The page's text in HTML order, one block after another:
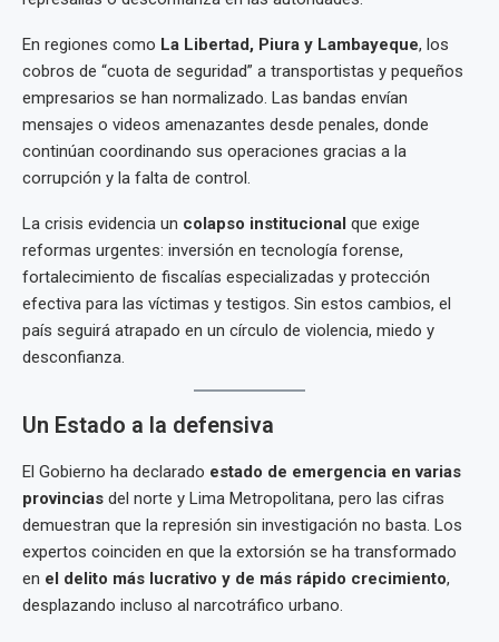
En regiones como La Libertad, Piura y Lambayeque, los
cobros de “cuota de seguridad” a transportistas y pequeños
empresarios se han normalizado. Las bandas envían
mensajes o videos amenazantes desde penales, donde
continúan coordinando sus operaciones gracias a la
corrupción y la falta de control.
La crisis evidencia un colapso institucional que exige
reformas urgentes: inversión en tecnología forense,
fortalecimiento de fiscalías especializadas y protección
efectiva para las víctimas y testigos. Sin estos cambios, el
país seguirá atrapado en un círculo de violencia, miedo y
desconfianza.
Un Estado a la defensiva
El Gobierno ha declarado estado de emergencia en varias
provincias del norte y Lima Metropolitana, pero las cifras
demuestran que la represión sin investigación no basta. Los
expertos coinciden en que la extorsión se ha transformado
en el delito más lucrativo y de más rápido crecimiento,
desplazando incluso al narcotráfico urbano.